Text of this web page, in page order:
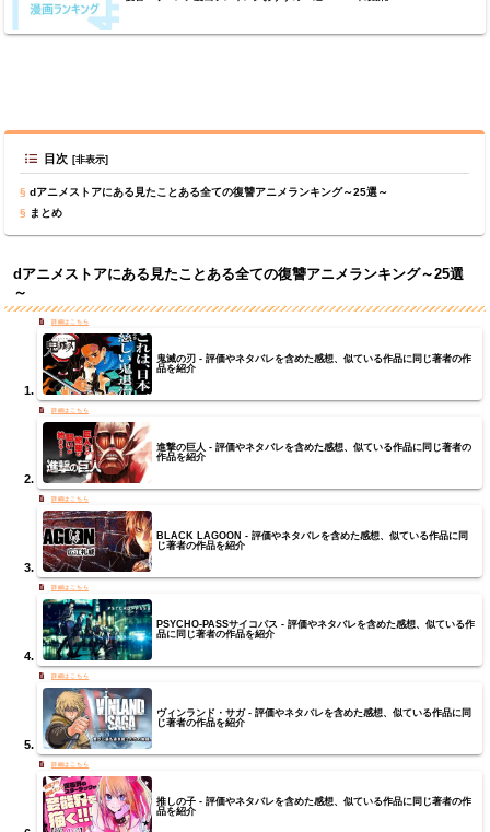
目次
dアニメストアにある見たことある全ての復讐アニメランキング～25選～
まとめ
dアニメストアにある見たことある全ての復讐アニメランキング～25選
～
鬼滅の刃 - 評価やネタバレを含めた感想、似ている作品に同じ著者の作
品を紹介
進撃の巨人 - 評価やネタバレを含めた感想、似ている作品に同じ著者の
作品を紹介
BLACK LAGOON - 評価やネタバレを含めた感想、似ている作品に同
じ著者の作品を紹介
PSYCHO-PASSサイコパス - 評価やネタバレを含めた感想、似ている作
品に同じ著者の作品を紹介
ヴィンランド・サガ - 評価やネタバレを含めた感想、似ている作品に同
じ著者の作品を紹介
推しの子 - 評価やネタバレを含めた感想、似ている作品に同じ著者の作
品を紹介